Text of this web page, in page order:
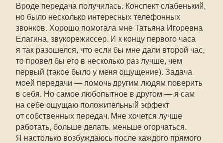
Вроде передача получилась. Конспект слабенький,
но было несколько интересных телефонных
звонков. Хорошо помогала мне Татьяна Игоревна
Елагина, звукорежиссер. И к концу первого часа
я так разошелся, что если бы мне дали второй час,
то провел бы его в несколько раз лучше, чем
первый (такое было у меня ощущение). Задача
моей передачи — помочь другим людям поверить
в себя. Но самое любопытное в другом — я сам
на себе ощущаю положительный эффект
от собственных передач. Мне хочется лучше
работать, больше делать, меньше огорчаться.
Я настолько возбуждаюсь после каждого прямого